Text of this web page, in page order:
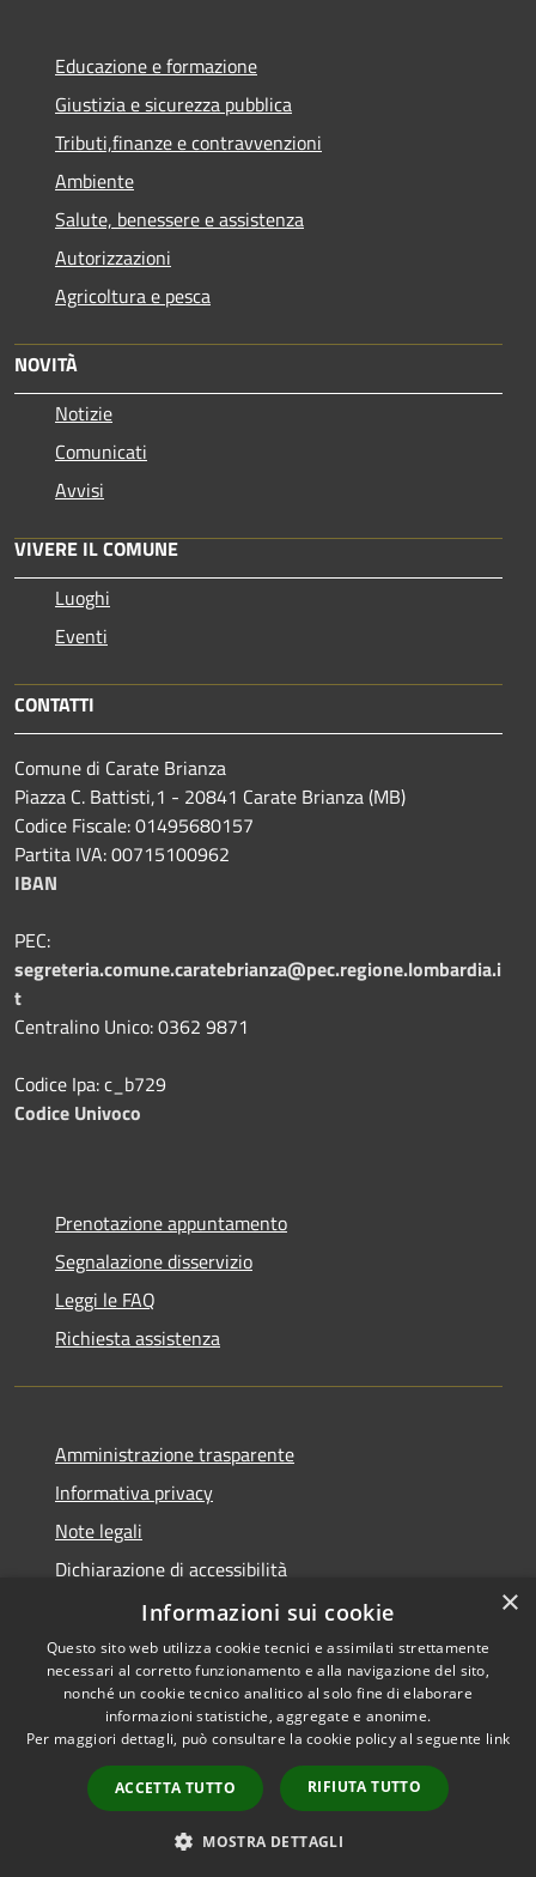
Educazione e formazione
Giustizia e sicurezza pubblica
Tributi,finanze e contravvenzioni
Ambiente
Salute, benessere e assistenza
Autorizzazioni
Agricoltura e pesca
NOVITÀ
Notizie
Comunicati
Avvisi
VIVERE IL COMUNE
Luoghi
Eventi
CONTATTI
Comune di Carate Brianza
Piazza C. Battisti,1 - 20841 Carate Brianza (MB)
Codice Fiscale: 01495680157
Partita IVA: 00715100962
IBAN
PEC:
segreteria.comune.caratebrianza@pec.regione.lombardia.i
t
Centralino Unico: 0362 9871
Codice Ipa: c_b729
Codice Univoco
Prenotazione appuntamento
Segnalazione disservizio
Leggi le FAQ
Richiesta assistenza
Amministrazione trasparente
Informativa privacy
Note legali
Dichiarazione di accessibilità
Accessibilità
Privacy
Mappa del sito
×
Informazioni sui cookie
Questo sito web utilizza cookie tecnici e assimilati strettamente
necessari al corretto funzionamento e alla navigazione del sito,
nonché un cookie tecnico analitico al solo fine di elaborare
informazioni statistiche, aggregate e anonime.
Per maggiori dettagli, può consultare la cookie policy al seguente link
ACCETTA TUTTO RIFIUTA TUTTO
MOSTRA DETTAGLI